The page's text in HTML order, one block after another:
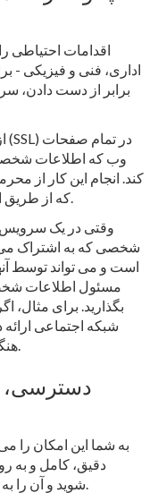
اداری، فنی و فیزیکی
برابر از دست دادن،
وب که اطلاعات
کند. انجام این کار از
که از طریق اینترنت منتقل می شود محافظت می کند.
وقتی در یک
شخصی که به اشتراک می
است و می تواند توسط
مسئول اطلاعات
بگذارید. برای مثال،
شبکه اجتماعی
هنگام استفاده از این ویژگی ها مراقب باشید.
دسترسی،
دقیق، کامل و به
کاربری خود در www.smud.org شوید و آن را به روز کنید.